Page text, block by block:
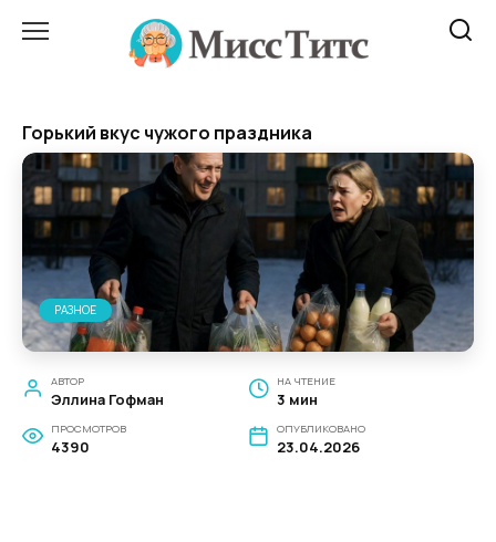
Горький вкус чужого праздника
РАЗНОЕ
АВТОР
Эллина Гофман
НА ЧТЕНИЕ
3 мин
ПРОСМОТРОВ
4390
ОПУБЛИКОВАНО
23.04.2026